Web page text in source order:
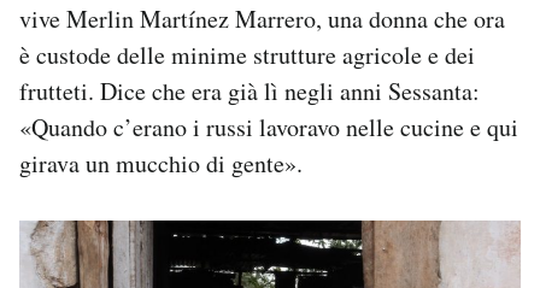
vive Merlin Martínez Marrero, una donna che ora
è custode delle minime strutture agricole e dei
frutteti. Dice che era già lì negli anni Sessanta:
«Quando c’erano i russi lavoravo nelle cucine e qui
girava un mucchio di gente».